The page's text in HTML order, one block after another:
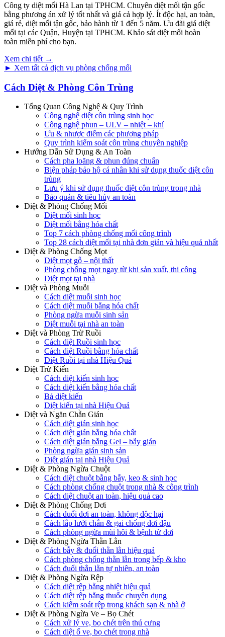
Công ty diệt mối Hà Lan tại TPHCM. Chuyên diệt mối tận gốc
bằng phương án xử lý tốt nhất và giá cả hợp lý. Ít độc hại, an toàn,
giá rẻ, diệt mối tận gốc, bảo hành từ 1 đến 5 năm. Ưu đãi giá diệt
mối tại các Quận, Huyện tại TPHCM. Khảo sát diệt mối hoàn
toàn miễn phí cho bạn.
Xem chi tiết →
► Xem tất cả dịch vụ phòng chống mối
Cách Diệt & Phòng Côn Trùng
Tổng Quan Công Nghệ & Quy Trình
Công nghệ diệt côn trùng sinh học
Công nghệ phun – ULV – nhiệt – khí
Ưu & nhược điểm các phương pháp
Quy trình kiểm soát côn trùng chuyên nghiệp
Hướng Dẫn Sử Dụng & An Toàn
Cách pha loãng & phun đúng chuẩn
Biện pháp bảo hộ cá nhân khi sử dụng thuốc diệt côn
trùng
Lưu ý khi sử dụng thuốc diệt côn trùng trong nhà
Bảo quản & tiêu hủy an toàn
Diệt & Phòng Chống Mối
Diệt mối sinh học
Diệt mối bằng hóa chất
Top 7 cách phòng chống mối công trình
Top 28 cách diệt mối tại nhà đơn giản và hiệu quả nhất
Diệt & Phòng Chống Mọt
Diệt mọt gỗ – nội thất
Phòng chống mọt ngay từ khi sản xuất, thi công
Diệt mọt tại nhà
Diệt và Phòng Muỗi
Cách diệt muỗi sinh học
Cách diệt muỗi bằng hóa chất
Phòng ngừa muỗi sinh sản
Diệt muỗi tại nhà an toàn
Diệt và Phòng Trừ Ruồi
Cách diệt Ruồi sinh học
Cách diệt Ruồi bằng hóa chất
Diệt Ruồi tại nhà Hiệu Quả
Diệt Trừ Kiến
Cách diệt kiến sinh học
Cách diệt kiến bằng hóa chất
Bả diệt kiến
Diệt kiến tại nhà Hiệu Quả
Diệt và Ngăn Chẵn Gián
Cách diệt gián sinh học
Cách diệt gián bằng hóa chất
Cách diệt gián bằng Gel – bẫy gián
Phòng ngừa gián sinh sản
Diệt gián tại nhà Hiệu Quả
Diệt & Phòng Ngừa Chuột
Cách diệt chuột bằng bẫy, keo & sinh học
Cách phòng chống chuột trong nhà & công trình
Cách diệt chuột an toàn, hiệu quả cao
Diệt & Phòng Chống Dơi
Cách đuổi dơi an toàn, không độc hại
Cách lắp lưới chắn & gai chống dơi đậu
Cách phòng ngừa mùi hôi & bệnh từ dơi
Diệt & Phòng Ngừa Thằn Lằn
Cách bẫy & đuổi thằn lằn hiệu quả
Cách phòng chống thằn lằn trong bếp & kho
Cách đuổi thằn lằn tự nhiên, an toàn
Diệt & Phòng Ngừa Rệp
Cách diệt rệp bằng nhiệt hiệu quả
Cách diệt rệp bằng thuốc chuyên dụng
Cách kiểm soát rệp trong khách sạn & nhà ở
Diệt & Phòng Ngừa Ve – Bọ Chét
Cách xử lý ve, bọ chét trên thú cưng
Cách diệt ổ ve, bọ chét trong nhà